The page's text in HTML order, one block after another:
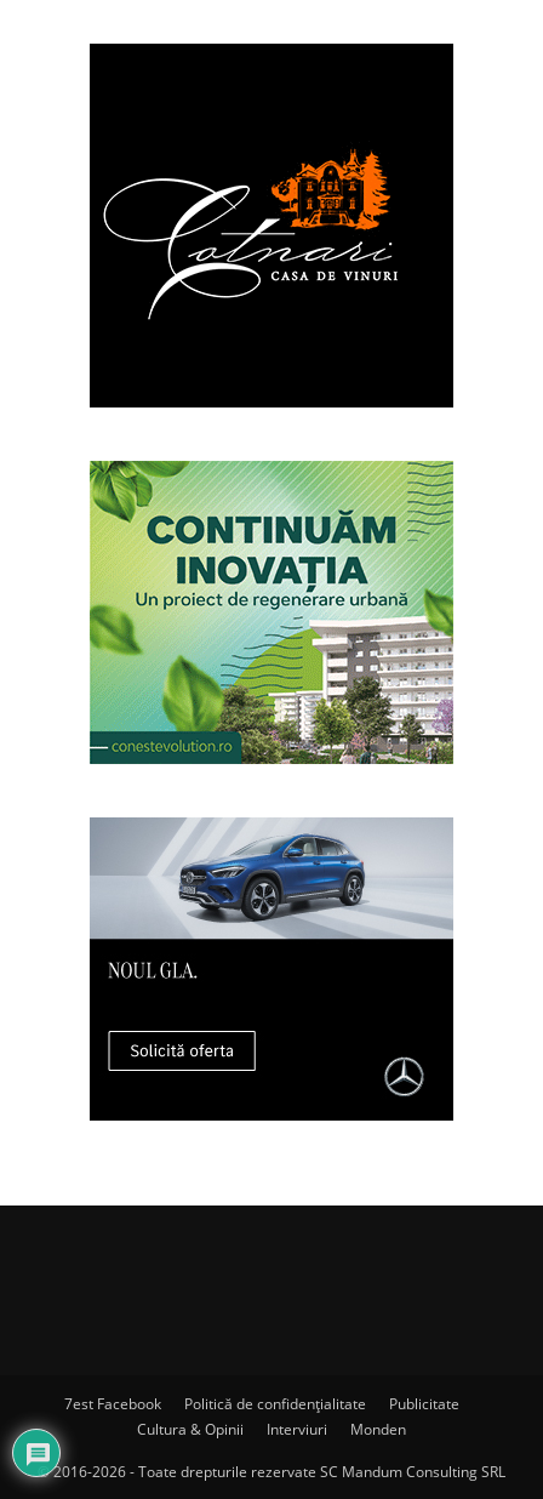
7est Facebook Politică de confidențialitate
Publicitate
Cultura & Opinii
Interviuri Monden
© 2016-2026 - Toate drepturile rezervate SC Mandum Consulting SRL